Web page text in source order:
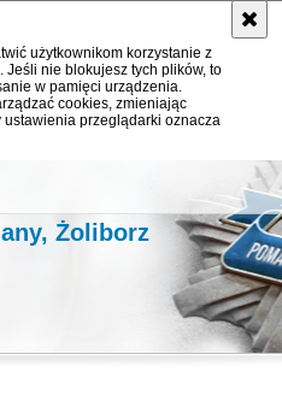
użytkownikom korzystanie z
Jeśli nie blokujesz tych plików, to
w pamięci urządzenia.
cookies, zmieniając
przeglądarki oznacza
Żoliborz